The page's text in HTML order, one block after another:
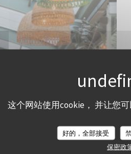
这个网站使用cookie， 并让您
好的，全部接受
保密政